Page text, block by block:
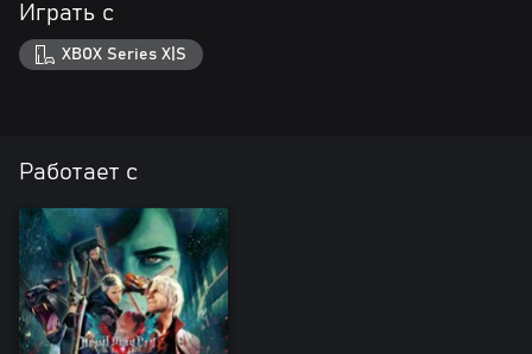
Играть с
XBOX Series X|S
Работает с